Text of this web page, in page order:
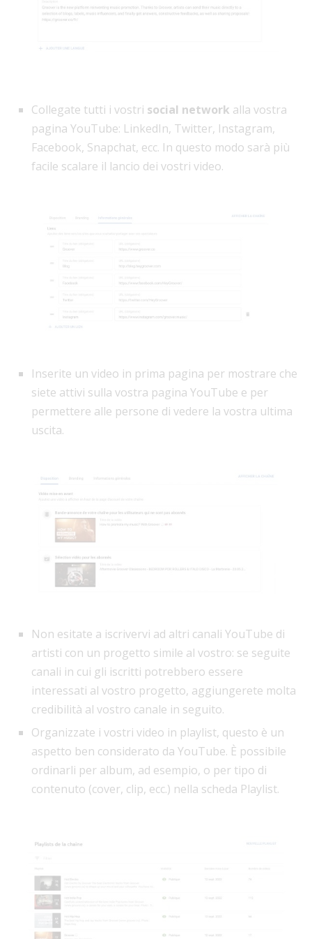
Collegate tutti i vostri social network alla vostra
pagina YouTube: LinkedIn, Twitter, Instagram,
Facebook, Snapchat, ecc. In questo modo sarà più
facile scalare il lancio dei vostri video.
Inserite un video in prima pagina per mostrare che
siete attivi sulla vostra pagina YouTube e per
permettere alle persone di vedere la vostra ultima
uscita.
Non esitate a iscrivervi ad altri canali YouTube di
artisti con un progetto simile al vostro: se seguite
canali in cui gli iscritti potrebbero essere
interessati al vostro progetto, aggiungerete molta
credibilità al vostro canale in seguito.
Organizzate i vostri video in playlist, questo è un
aspetto ben considerato da YouTube. È possibile
ordinarli per album, ad esempio, o per tipo di
contenuto (cover, clip, ecc.) nella scheda Playlist.